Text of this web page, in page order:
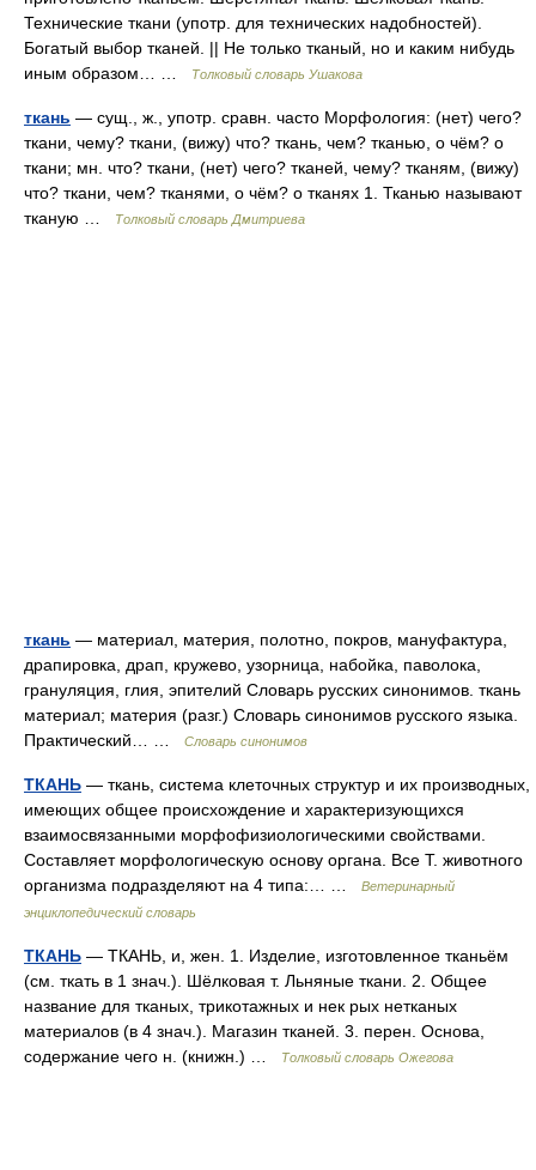
Технические ткани (употр. для технических надобностей).
Богатый выбор тканей. || Не только тканый, но и каким нибудь
иным образом… …
Толковый словарь Ушакова
ткань — сущ., ж., употр. сравн. часто Морфология: (нет) чего?
ткани, чему? ткани, (вижу) что? ткань, чем? тканью, о чём? о
ткани; мн. что? ткани, (нет) чего? тканей, чему? тканям, (вижу)
что? ткани, чем? тканями, о чём? о тканях 1. Тканью называют
тканую …
Толковый словарь Дмитриева
ткань — материал, материя, полотно, покров, мануфактура,
драпировка, драп, кружево, узорница, набойка, паволока,
грануляция, глия, эпителий Словарь русских синонимов. ткань
материал; материя (разг.) Словарь синонимов русского языка.
Практический… …
Словарь синонимов
ТКАНЬ — ткань, система клеточных структур и их производных,
имеющих общее происхождение и характеризующихся
взаимосвязанными морфофизиологическими свойствами.
Составляет морфологическую основу органа. Все Т. животного
организма подразделяют на 4 типа:… …
Ветеринарный
энциклопедический словарь
ТКАНЬ — ТКАНЬ, и, жен. 1. Изделие, изготовленное тканьём
(см. ткать в 1 знач.). Шёлковая т. Льняные ткани. 2. Общее
название для тканых, трикотажных и нек рых нетканых
материалов (в 4 знач.). Магазин тканей. 3. перен. Основа,
содержание чего н. (книжн.) …
Толковый словарь Ожегова